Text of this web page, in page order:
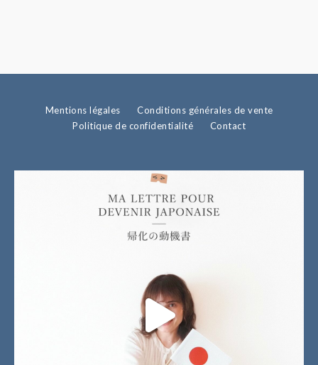
Mentions légales
Conditions générales de vente
Politique de confidentialité
Contact